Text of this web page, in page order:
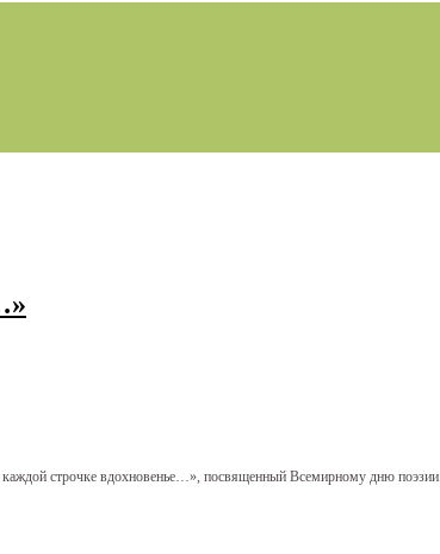
строчке вдохновенье…», посвященный Всемирному дню поэзии.